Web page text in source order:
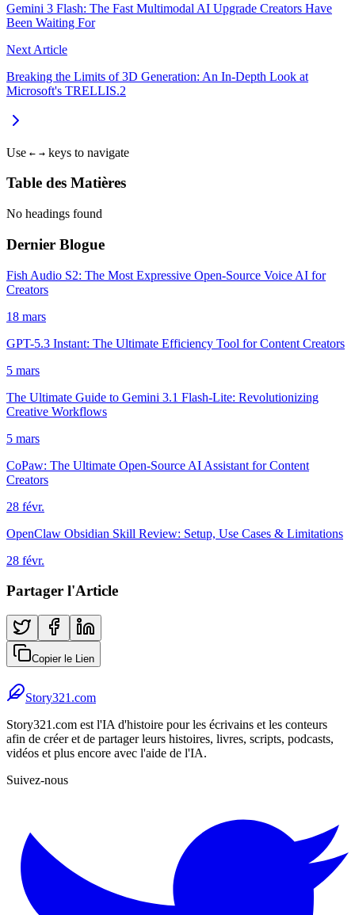
Gemini 3 Flash: The Fast Multimodal AI Upgrade Creators Have
Been Waiting For
Next Article
Breaking the Limits of 3D Generation: An In-Depth Look at
Microsoft's TRELLIS.2
Use ← → keys to navigate
Table des Matières
No headings found
Dernier Blogue
Fish Audio S2: The Most Expressive Open-Source Voice AI for
Creators
18 mars
GPT-5.3 Instant: The Ultimate Efficiency Tool for Content Creators
5 mars
The Ultimate Guide to Gemini 3.1 Flash-Lite: Revolutionizing
Creative Workflows
5 mars
CoPaw: The Ultimate Open-Source AI Assistant for Content
Creators
28 févr.
OpenClaw Obsidian Skill Review: Setup, Use Cases & Limitations
28 févr.
Partager l'Article
Copier le Lien
Story321.com
Story321.com est l'IA d'histoire pour les écrivains et les conteurs
afin de créer et de partager leurs histoires, livres, scripts, podcasts,
vidéos et plus encore avec l'aide de l'IA.
Suivez-nous